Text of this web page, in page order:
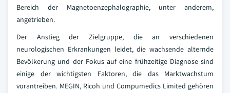
Bereich der Magnetoenzephalographie, unter anderem,
angetrieben.
Der Anstieg der Zielgruppe, die an verschiedenen
neurologischen Erkrankungen leidet, die wachsende alternde
Bevölkerung und der Fokus auf eine frühzeitige Diagnose sind
einige der wichtigsten Faktoren, die das Marktwachstum
vorantreiben. MEGIN, Ricoh und Compumedics Limited gehören